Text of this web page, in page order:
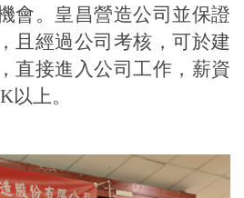
會。皇昌營造公司並保證
且經過公司考核，可於建
直接進入公司工作，薪資
以上。